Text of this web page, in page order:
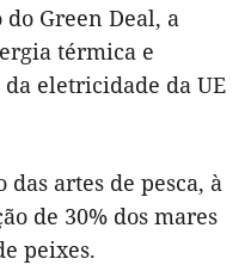
Green Deal, a
térmica e
da eletricidade da UE
artes de pesca, à
de 30% dos mares
peixes.